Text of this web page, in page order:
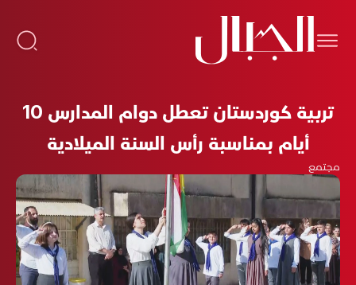
تربية كوردستان تعطل دوام المدارس 10
أيام بمناسبة رأس السنة الميلادية
مجتمع